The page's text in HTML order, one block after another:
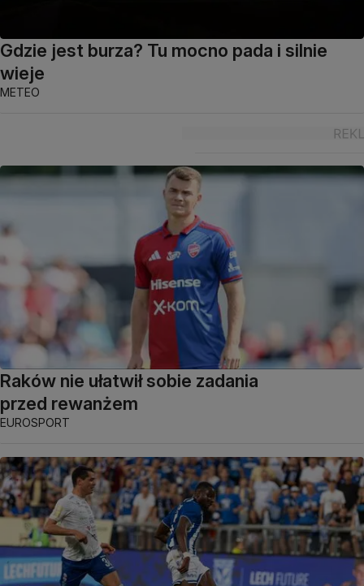
Gdzie jest burza? Tu mocno pada i silnie
wieje
METEO
Raków nie ułatwił sobie zadania
przed rewanżem
EUROSPORT